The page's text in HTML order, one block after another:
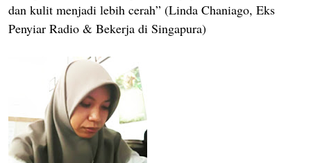
dan kulit menjadi lebih cerah” (Linda Chaniago, Eks
Penyiar Radio & Bekerja di Singapura)